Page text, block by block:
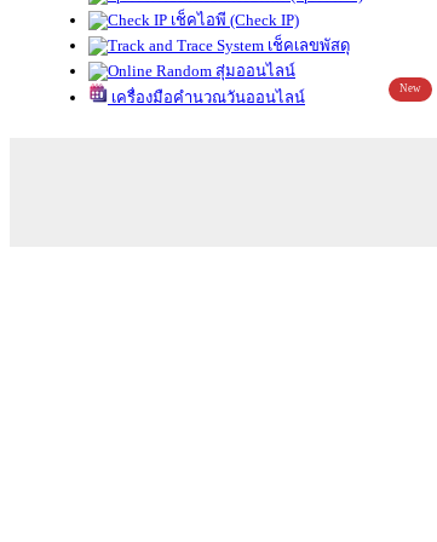
เช็คไอพี (Check IP)
เช็คเลขพัสดุ
สุ่มออนไลน์
เครื่องมือคำนวณวันออนไลน์
New